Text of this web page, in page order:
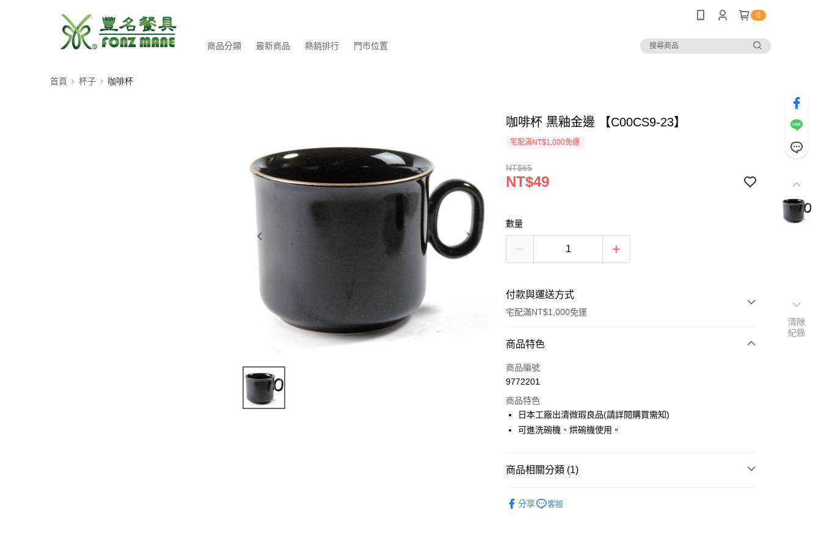
0
商品分類 最新商品 熱銷排行 門市位置
首頁 杯子 咖啡杯
咖啡杯 黑釉金邊 【C00CS9-23】
宅配滿NT$1,000免運
NT$65
NT$49
數量
付款與運送方式
宅配滿NT$1,000免運
付款方式
信用卡一次付款
Apple Pay
街口支付
ATM付款
商品特色
商品編號
9772201
商品特色
日本工廠出清微瑕良品(請詳閱購買需知)
可進洗碗機、烘碗機使用。
商品相關分類 (1)
分享
客服
清除
紀錄